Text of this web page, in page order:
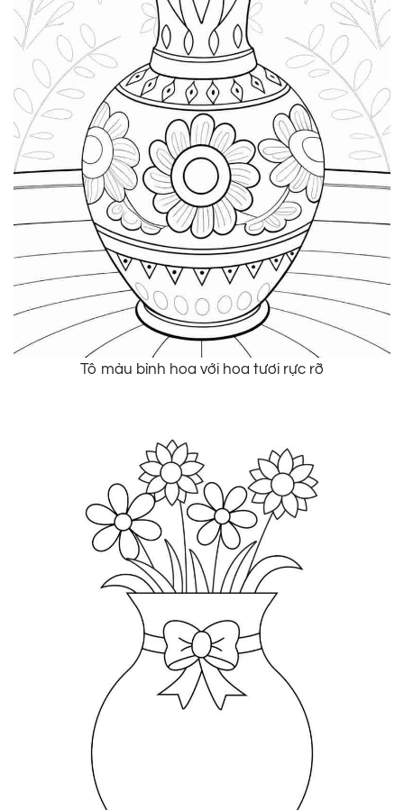
Tô màu bình hoa với hoa tươi rực rỡ